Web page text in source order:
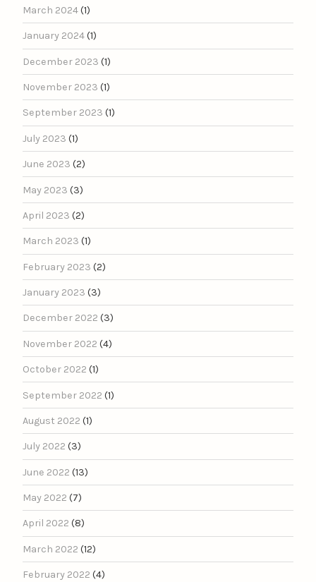
March 2024(1)
January 2024(1)
December 2023 (1)
November 2023 (1)
September 2023 (1)
July 2023 (1)
June 2023 (2)
May 2023 (3)
April 2023 (2)
March 2023 (1)
February 2023 (2)
January 2023 (3)
December 2022 (3)
November 2022 (4)
October 2022 (1)
September 2022 (1)
August 2022 (1)
July 2022 (3)
June 2022 (13)
May 2022 (7)
April 2022 (8)
March 2022 (12)
February 2022 (4)